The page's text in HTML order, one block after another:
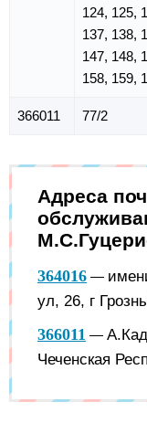
124, 125,
137, 138,
147, 148,
158, 159,
366011 77/2
Адреса
364016 —
ул, 26, г
366011 —
Чеченская Респ